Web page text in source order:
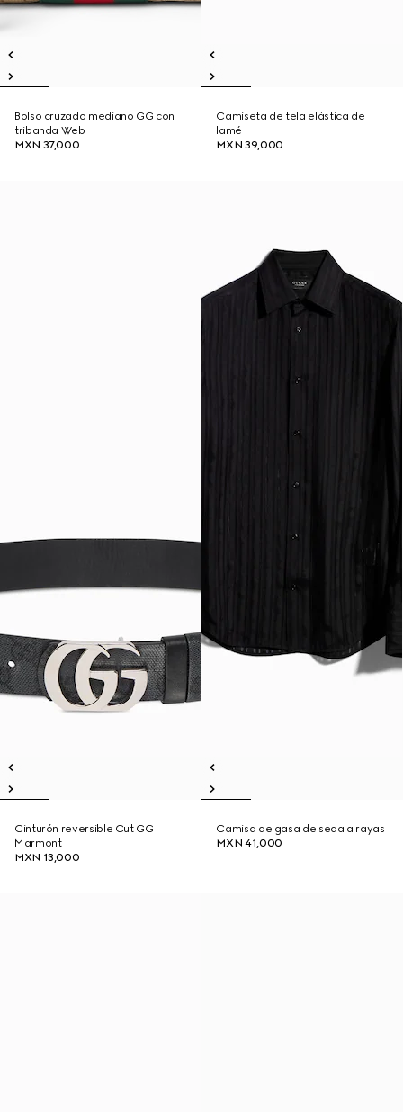
Bolso cruzado mediano GG con
tribanda Web
MXN 37,000
Camiseta de tela elástica de
lamé
MXN 39,000
Cinturón reversible Cut GG
Marmont
MXN 13,000
Camisa de gasa de seda a rayas
MXN 41,000